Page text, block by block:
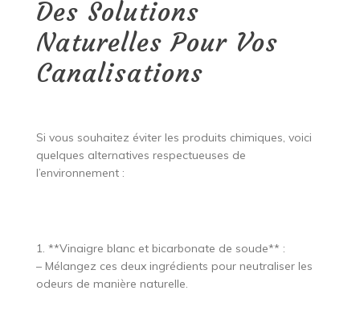
Des Solutions
Naturelles Pour Vos
Canalisations
Si vous souhaitez éviter les produits chimiques, voici
quelques alternatives respectueuses de
l’environnement :
1. **Vinaigre blanc et bicarbonate de soude** :
– Mélangez ces deux ingrédients pour neutraliser les
odeurs de manière naturelle.